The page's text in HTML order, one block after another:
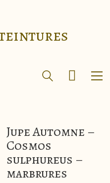
Jupe Automne –
Cosmos
sulphureus –
marbrures